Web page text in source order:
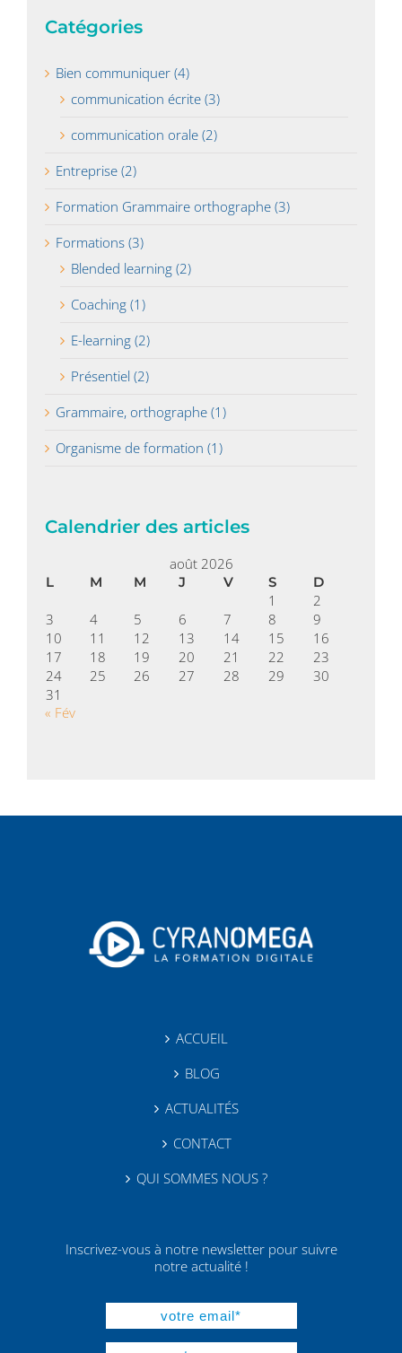
Catégories
Bien communiquer (4)
communication écrite (3)
communication orale (2)
Entreprise (2)
Formation Grammaire orthographe (3)
Formations (3)
Blended learning (2)
Coaching (1)
E-learning (2)
Présentiel (2)
Grammaire, orthographe (1)
Organisme de formation (1)
Calendrier des articles
août 2026
L M M J V S D
1
2
3
4 5 6 7 8
9
10
11 12 13 14 15
16
17
18 19 20 21 22
23
24
25 26 27 28 29
30
31
« Fév
ACCUEIL
BLOG
ACTUALITÉS
CONTACT
QUI SOMMES NOUS ?
Inscrivez-vous à notre newsletter pour suivre
notre actualité !